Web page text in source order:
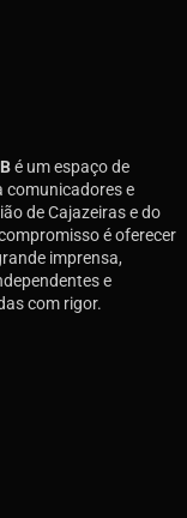
é um espaço de
comunicadores e
de Cajazeiras e do
é oferecer
imprensa,
e
com rigor.